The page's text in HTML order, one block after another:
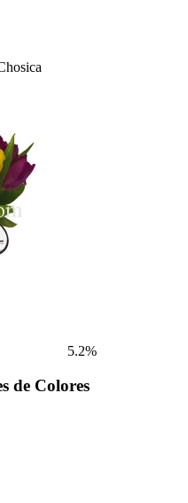
5.2%
de Colores